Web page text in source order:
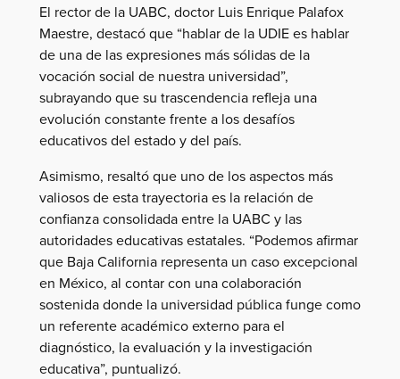
El rector de la UABC, doctor Luis Enrique Palafox
Maestre, destacó que “hablar de la UDIE es hablar
de una de las expresiones más sólidas de la
vocación social de nuestra universidad”,
subrayando que su trascendencia refleja una
evolución constante frente a los desafíos
educativos del estado y del país.
Asimismo, resaltó que uno de los aspectos más
valiosos de esta trayectoria es la relación de
confianza consolidada entre la UABC y las
autoridades educativas estatales. “Podemos afirmar
que Baja California representa un caso excepcional
en México, al contar con una colaboración
sostenida donde la universidad pública funge como
un referente académico externo para el
diagnóstico, la evaluación y la investigación
educativa”, puntualizó.